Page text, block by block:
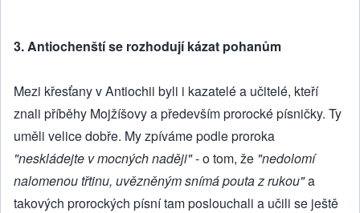
3. Antiochenští se rozhodují kázat pohanům
Mezi křesťany v Antiochii byli i kazatelé a učitelé, kteří
znali příběhy Mojžíšovy a především prorocké písničky. Ty
uměli velice dobře. My zpíváme podle proroka
"neskládejte v mocných naději"- o tom, že "nedolomí
nalomenou třtinu, uvězněným snímá pouta z rukou"a
takových prorockých písní tam poslouchali a učili se ještě